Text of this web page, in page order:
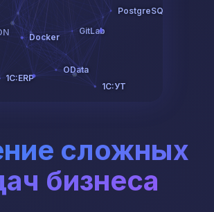
сложных
бизнеса